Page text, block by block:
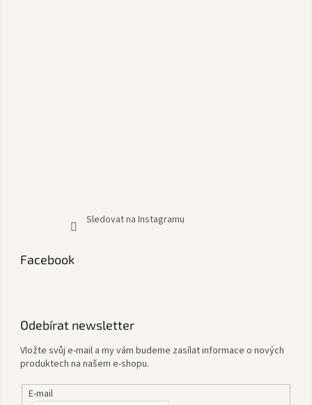
Sledovat na Instagramu
Facebook
Odebírat newsletter
Vložte svůj e-mail a my vám budeme zasílat informace o nových
produktech na našem e-shopu.
E-mail